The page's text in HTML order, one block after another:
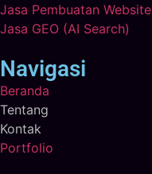
Jasa Pembuatan Website
Jasa GEO (AI Search)
Navigasi
Beranda
Tentang
Kontak
Portfolio